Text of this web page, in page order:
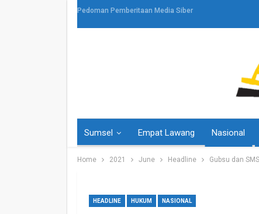
Pedoman Pemberitaan Media Siber
Sumsel Empat Lawang Nasional
Home 2021 June Headline Gubsu dan
HEADLINE HUKUM NASIONAL